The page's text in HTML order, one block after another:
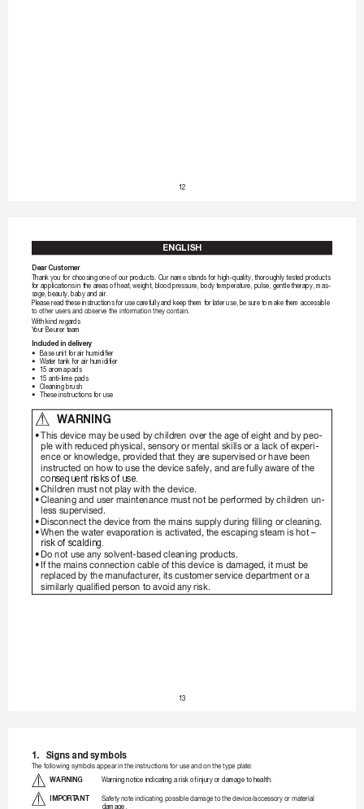
12
ENGLISH
Dear Customer
Thank you for choosing one of our products. Our name stands for high-quality, thoroughly tested products
for applications in the areas of heat, weight, blood pressure, body temperature, pulse, gentle therapy, mas-
sage, beauty, baby and air.
Please read these instructions for use carefully and keep them for later use, be sure to make them accessible
tootherusersandobservetheinformationtheycontain.
With kind regards
Your Beurer team
Included in delivery
•
Base unit for air humidifier
•
Water tank for air humidifier
•
15 aroma pads
•
15 anti-lime pads
•
Cleaning brush
•
These instructions for use
WARNING
•Thisdevicemaybeusedbychildrenovertheageofeightandbypeo-
plewithreducedphysical,sensoryormentalskillsoralackofexperi-
enceorknowledge,providedthatthey aresupervisedorhavebeen
instructedonhow to usethedevicesafely,andarefullyawareofthe
consequent risks of use.
•Childrenmustnotplaywiththedevice.
•Cleaningandusermaintenancemustnotbeperformedbychildrenun-
lesssupervised.
•Disconnectthedevicefrom themainssupplyduringfillingorcleaning.
•Whenthewaterevaporationisactivated,theescapingsteamishot–
risk of scalding.
•Donotuseanysolvent-basedcleaningproducts.
•Ifthemainsconnectioncableofthisdeviceisdamaged,itmustbe
replacedbythemanufacturer,itscustomerservicedepartmentora
similarlyqualifiedperson to avoidanyrisk.
13
1. Signs and symbols
Thefollowingsymbolsappearintheinstructionsforuseandonthetypeplate:
WARNING Warning notice indicating a risk of injury or damage to health.
IMPORTANT Safetynoteindicatingpossibledamagetothedevice/accessoryormaterial
damage,